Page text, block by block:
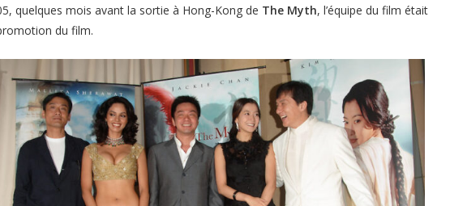
quelques mois avant la sortie à Hong-Kong de The Myth, l’équipe du film était
du film.